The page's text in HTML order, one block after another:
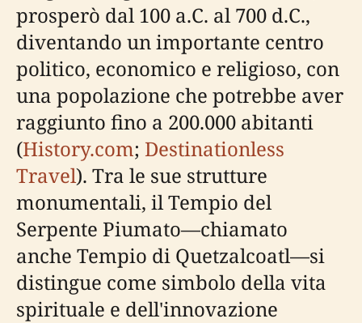
prosperò dal 100 a.C. al 700 d.C.,
diventando un importante centro
politico, economico e religioso, con
una popolazione che potrebbe aver
raggiunto fino a 200.000 abitanti
(History.com; Destinationless
Travel). Tra le sue strutture
monumentali, il Tempio del
Serpente Piumato—chiamato
anche Tempio di Quetzalcoatl—si
distingue come simbolo della vita
spirituale e dell'innovazione